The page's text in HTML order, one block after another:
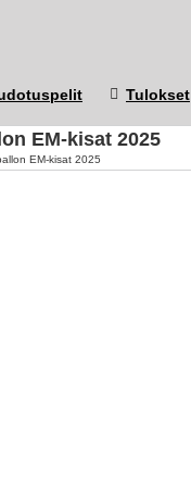
Tulokset
EM-kisat 2025
EM-kisat 2025